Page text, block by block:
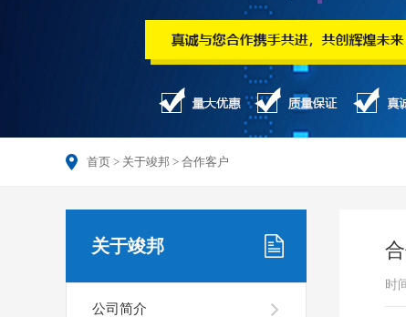
首页 > 关于竣邦 > 合作客户
关于竣邦
公司简介
时